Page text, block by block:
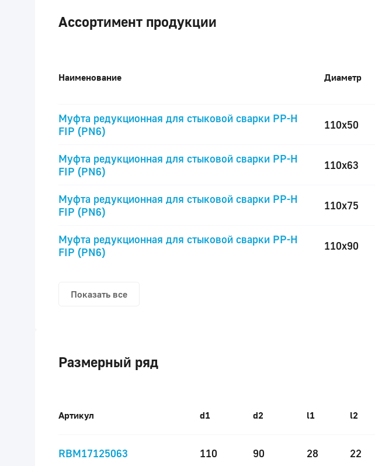
Ассортимент продукции
Наименование Диаметр
Муфта редукционная для стыковой сварки PP-H
FIP (PN6)
110x50
Муфта редукционная для стыковой сварки PP-H
FIP (PN6)
110x63
Муфта редукционная для стыковой сварки PP-H
FIP (PN6)
110x75
Муфта редукционная для стыковой сварки PP-H
FIP (PN6)
110x90
Показать все
Размерный ряд
Артикул d1 d2 l1 l2
RBM17125063 110 90 28 22